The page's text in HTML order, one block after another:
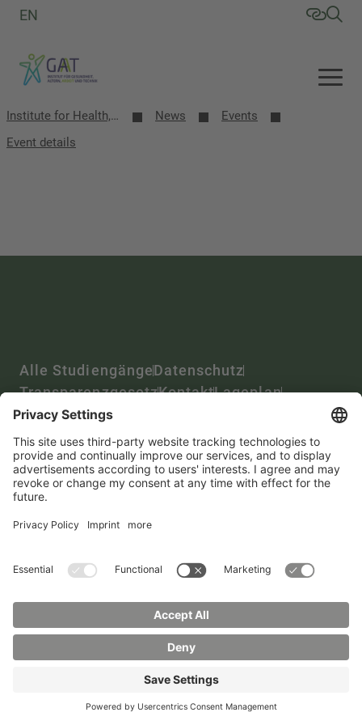
EN
Institute for Health, Aging, Work and Technology (GAT) News
Events
Event details
Alle StudiengängeDatenschutz
TransparenzgesetzKontaktLageplan
ImpressumBarrierefreiheit